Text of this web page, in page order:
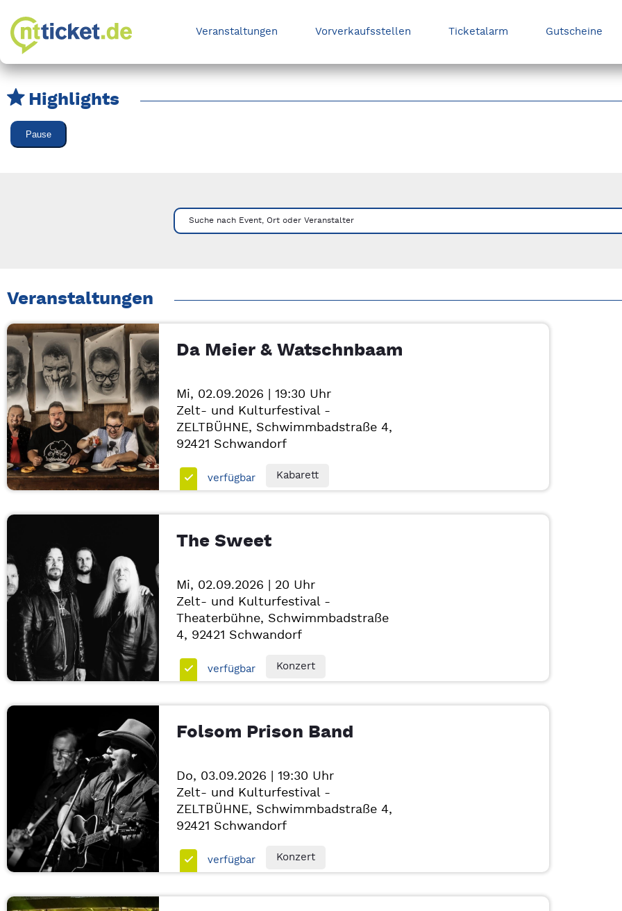
Veranstaltungen Vorverkaufsstellen Ticketalarm Gutscheine
Highlights
Karussell Veranstaltungen überspringen
Pause
Suche nach Event, Ort oder Veranstalter
Veranstaltungen
Da Meier & Watschnbaam
Mi, 02.09.2026 | 19:30 Uhr
Zelt- und Kulturfestival -
ZELTBÜHNE, Schwimmbadstraße 4,
92421 Schwandorf
verfügbar Kabarett
The Sweet
Mi, 02.09.2026 | 20 Uhr
Zelt- und Kulturfestival -
Theaterbühne, Schwimmbadstraße
4, 92421 Schwandorf
verfügbar Konzert
Folsom Prison Band
Do, 03.09.2026 | 19:30 Uhr
Zelt- und Kulturfestival -
ZELTBÜHNE, Schwimmbadstraße 4,
92421 Schwandorf
verfügbar Konzert